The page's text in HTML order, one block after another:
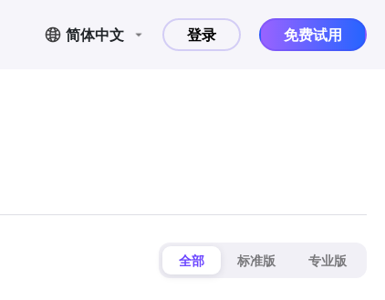
简体中文 登录 免费试用
全部 标准版 专业版